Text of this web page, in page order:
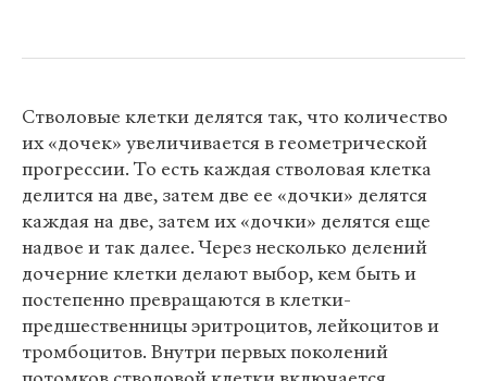
Стволовые клетки делятся так, что количество
их «дочек» увеличивается в геометрической
прогрессии. То есть каждая стволовая клетка
делится на две, затем две ее «дочки» делятся
каждая на две, затем их «дочки» делятся еще
надвое и так далее. Через несколько делений
дочерние клетки делают выбор, кем быть и
постепенно превращаются в клетки-
предшественницы эритроцитов, лейкоцитов и
тромбоцитов. Внутри первых поколений